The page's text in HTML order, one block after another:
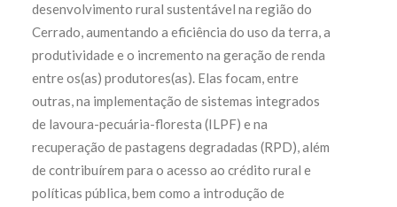
desenvolvimento rural sustentável na região do
Cerrado, aumentando a eficiência do uso da terra, a
produtividade e o incremento na geração de renda
entre os(as) produtores(as). Elas focam, entre
outras, na implementação de sistemas integrados
de lavoura-pecuária-floresta (ILPF) e na
recuperação de pastagens degradadas (RPD), além
de contribuírem para o acesso ao crédito rural e
políticas pública, bem como a introdução de